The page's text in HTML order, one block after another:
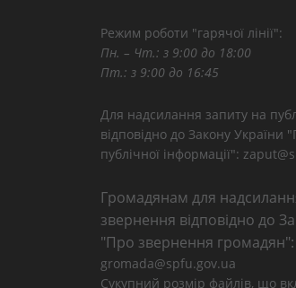
Режим роботи "гарячої лінії":
Пн. – Чт.: з 9:00 до 18:00
Пт.: з 9:00 до 16:45
Для надсилання запиту на
відповідно до Закону України
публічної інформації":
Громадянам для
звернення відповідно до
"Про звернення громадян":
gromada@spfu.gov.ua
Сукупний розмір файлів, що